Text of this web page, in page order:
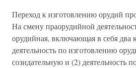
Переход к изготовлению орудий
На смену праорудийной
орудийная, включающая в себя два
деятельность по изготовлению
созидательную и (2) деятельность